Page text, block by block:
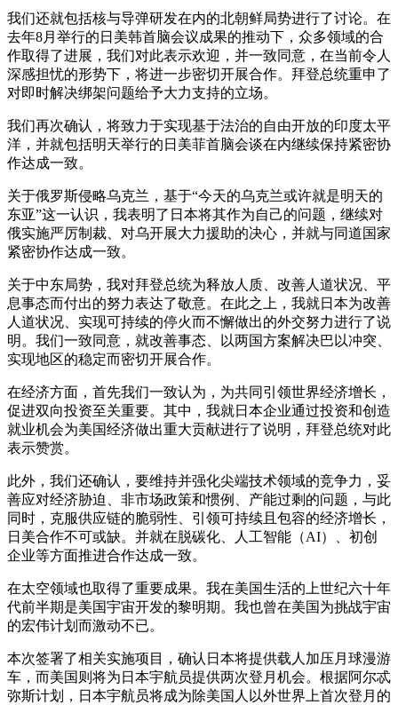
我们还就包括核与导弹研发在内的北朝鲜局势进行了讨论。在
去年8月举行的日美韩首脑会议成果的推动下，众多领域的合
作取得了进展，我们对此表示欢迎，并一致同意，在当前令人
深感担忧的形势下，将进一步密切开展合作。拜登总统重申了
对即时解决绑架问题给予大力支持的立场。
我们再次确认，将致力于实现基于法治的自由开放的印度太平
洋，并就包括明天举行的日美菲首脑会谈在内继续保持紧密协
作达成一致。
关于俄罗斯侵略乌克兰，基于“今天的乌克兰或许就是明天的
东亚”这一认识，我表明了日本将其作为自己的问题，继续对
俄实施严厉制裁、对乌开展大力援助的决心，并就与同道国家
紧密协作达成一致。
关于中东局势，我对拜登总统为释放人质、改善人道状况、平
息事态而付出的努力表达了敬意。在此之上，我就日本为改善
人道状况、实现可持续的停火而不懈做出的外交努力进行了说
明。我们一致同意，就改善事态、以两国方案解决巴以冲突、
实现地区的稳定而密切开展合作。
在经济方面，首先我们一致认为，为共同引领世界经济增长，
促进双向投资至关重要。其中，我就日本企业通过投资和创造
就业机会为美国经济做出重大贡献进行了说明，拜登总统对此
表示赞赏。
此外，我们还确认，要维持并强化尖端技术领域的竞争力，妥
善应对经济胁迫、非市场政策和惯例、产能过剩的问题，与此
同时，克服供应链的脆弱性、引领可持续且包容的经济增长，
日美合作不可或缺。并就在脱碳化、人工智能（AI）、初创
企业等方面推进合作达成一致。
在太空领域也取得了重要成果。我在美国生活的上世纪六十年
代前半期是美国宇宙开发的黎明期。我也曾在美国为挑战宇宙
的宏伟计划而激动不已。
本次签署了相关实施项目，确认日本将提供载人加压月球漫游
车，而美国则将为日本宇航员提供两次登月机会。根据阿尔忒
弥斯计划，日本宇航员将成为除美国人以外世界上首次登月的